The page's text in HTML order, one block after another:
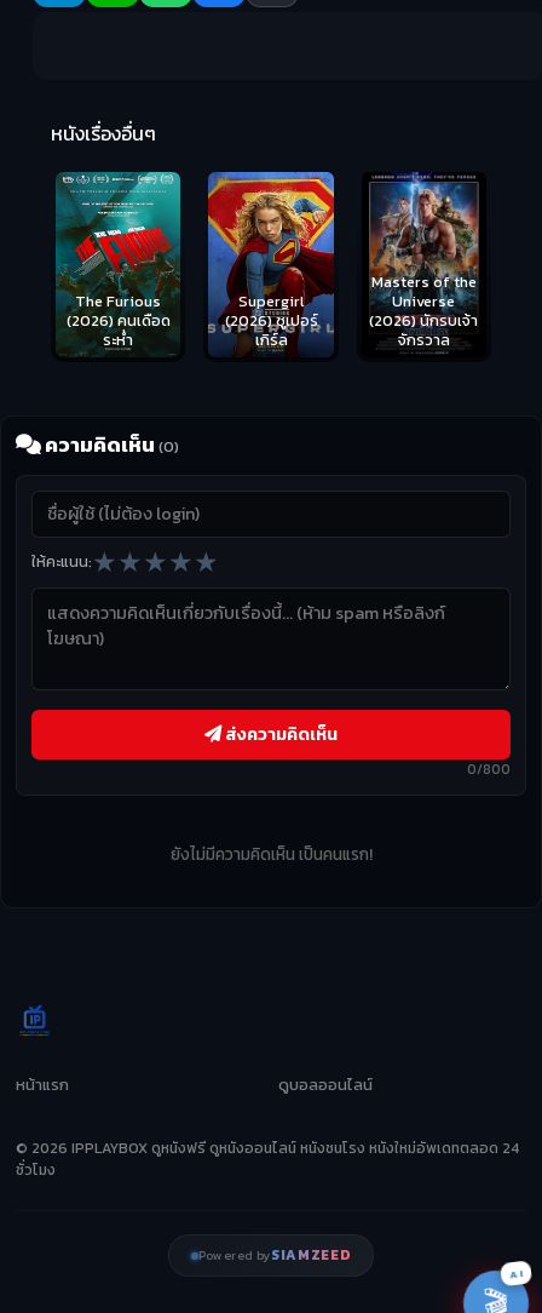
หนังเรื่องอื่นๆ
Supergirl
(2026) ซูเปอร์
เกิร์ล
Masters of the
Universe
(2026) นักรบเจ้า
จักรวาล
ความคิดเห็น (0)
ให้คะแนน:★★★★★
0/800
ส่งความคิดเห็น
ยังไม่มีความคิดเห็น เป็นคนแรก!
หน้าแรก ดูบอลออนไลน์
© 2026 IPPLAYBOX ดูหนังฟรี ดูหนังออนไลน์ หนังชนโรง หนังใหม่อัพเดทตลอด 24
ชั่วโมง
Powered bySIAMZEED
🎬
AI